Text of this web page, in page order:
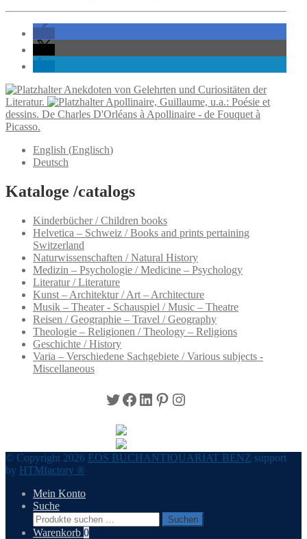
Anekdoten von Gelehrten und Curiositäten der
Literatur.
Apollinaire, Guillaume, u.a.: Poésie et
dessins. De Charles D'Orléans à Apollinaire - de Fouquet à
Picasso.
English (Englisch)
Deutsch
Kataloge /catalogs
Kinderbücher / Children books
Helvetica – Schweiz / Books and prints pertaining
Switzerland
Naturwissenschaften / Natural History
Medizin – Psychologie / Medicine – Psychology
Literatur / Literature
Kunst – Architektur / Art – Architecture
Musik – Theater - Schauspiel / Music – Theatre
Reisen / Geographie – Travel / Geography
Theologie – Religionen / Theology – Religions
Geschichte / History
Varia – Verschiedene Sachgebiete / Various subjects -
Miscellaneous
Twitter
Facebook
LinkedIn
Pinterest
Instagram
© Copyright 2026 EOS BUCHANTIQUARIAT BENZ support
by HTMfactory ®
Mein Konto
Suche
Suchen
nach:
Suchen
Warenkorb 0